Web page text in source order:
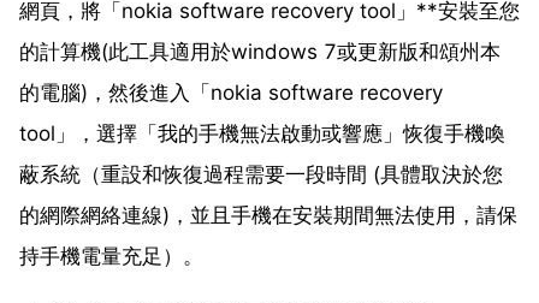
網頁，將「nokia software recovery tool」**安裝至您
的計算機(此工具適用於windows 7或更新版和頌州本
的電腦)，然後進入「nokia software recovery
tool」，選擇「我的手機無法啟動或響應」恢復手機喚
蔽系統（重設和恢復過程需要一段時間 (具體取決於您
的網際網絡連線)，並且手機在安裝期間無法使用，請保
持手機電量充足）。